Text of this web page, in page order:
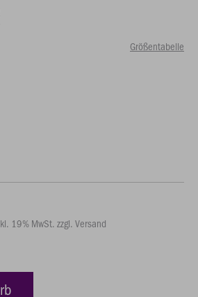
Größentabelle
19% MwSt. zzgl. Versand